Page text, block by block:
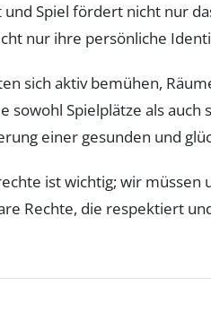
Spiel fördert nicht nur
nur ihre persönliche
sich aktiv bemühen,
sowohl Spielplätze als
einer gesunden und
ist wichtig; wir müssen
Rechte, die respektiert